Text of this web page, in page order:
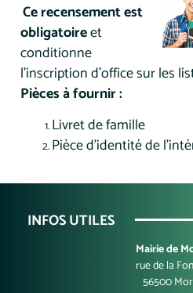
Ce recensement est
obligatoireet
conditionne
l’inscription d’office sur les
Pièces à fournir :
Livret de famille
Pièce d'identité de
INFOS UTILES
Mairie de
rue de la
56500